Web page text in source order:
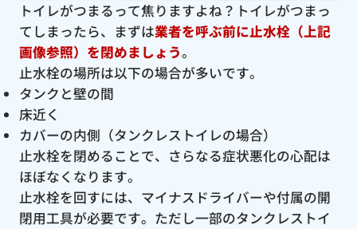
トイレがつまるって焦りますよね？トイレがつまっ
てしまったら、まずは業者を呼ぶ前に止水栓（上記
画像参照）を閉めましょう。
止水栓の場所は以下の場合が多いです。
タンクと壁の間
床近く
カバーの内側（タンクレストイレの場合）
止水栓を閉めることで、さらなる症状悪化の心配は
ほぼなくなります。
止水栓を回すには、マイナスドライバーや付属の開
閉用工具が必要です。ただし一部のタンクレストイ